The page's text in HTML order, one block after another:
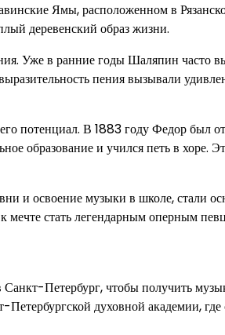
Ямы, расположенном в
деревенский образ жизни.
Уже в ранние годы Шаляпин часто
пения вызывали
потенциал. В 1883 году Федор был
образование и учился петь в хоре.
и освоение музыки в школе, стали
мечте стать легендарным оперным
Петербург, чтобы получить
духовной академии, где